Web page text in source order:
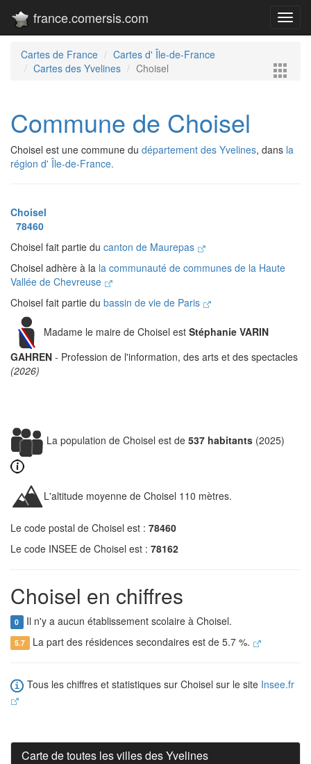
france.comersis.com
Cartes de France
Cartes d' Île-de-France
Cartes des Yvelines
Choisel
Commune de Choisel
Choisel est une commune du département des Yvelines, dans la
région d' Île-de-France.
Choisel
78460
Choisel fait partie du canton de Maurepas
Choisel adhère à la la communauté de communes de la Haute
Vallée de Chevreuse
Choisel fait partie du bassin de vie de Paris
Madame le maire de Choisel est Stéphanie VARIN
GAHREN - Profession de l'information, des arts et des spectacles
(2026)
La population de Choisel est de 537 habitants (2025)
L'altitude moyenne de Choisel 110 mètres.
Le code postal de Choisel est : 78460
Le code INSEE de Choisel est : 78162
Choisel en chiffres
0 Il n'y a aucun établissement scolaire à Choisel.
5.7 La part des résidences secondaires est de 5.7 %.
Tous les chiffres et statistiques sur Choisel sur le site Insee.fr
Carte de toutes les villes des Yvelines